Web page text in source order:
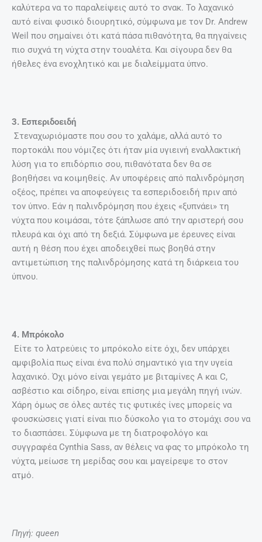
καλύτερα να το παραλείψεις αυτό το σνακ. Το λαχανικό
αυτό είναι φυσικό διουρητικό, σύμφωνα με τον Dr. Andrew
Weil που σημαίνει ότι κατά πάσα πιθανότητα, θα πηγαίνεις
πιο συχνά τη νύχτα στην τουαλέτα. Και σίγουρα δεν θα
ήθελες ένα ενοχλητικό και με διαλείμματα ύπνο.
3. Εσπεριδοειδή
Στεναχωριόμαστε που σου το χαλάμε, αλλά αυτό το
πορτοκάλι που νόμιζες ότι ήταν μία υγιεινή εναλλακτική
λύση για το επιδόρπιο σου, πιθανότατα δεν θα σε
βοηθήσει να κοιμηθείς. Αν υποφέρεις από παλινδρόμηση
οξέος, πρέπει να αποφεύγεις τα εσπεριδοειδή πριν από
τον ύπνο. Εάν η παλινδρόμηση που έχεις «ξυπνάει» τη
νύχτα που κοιμάσαι, τότε ξάπλωσε από την αριστερή σου
πλευρά και όχι από τη δεξιά. Σύμφωνα με έρευνες είναι
αυτή η θέση που έχει αποδειχθεί πως βοηθά στην
αντιμετώπιση της παλινδρόμησης κατά τη διάρκεια του
ύπνου.
4. Μπρόκολο
Είτε το λατρεύεις το μπρόκολο είτε όχι, δεν υπάρχει
αμφιβολία πως είναι ένα πολύ σημαντικό για την υγεία
λαχανικό. Όχι μόνο είναι γεμάτο με βιταμίνες Α και C,
ασβέστιο και σίδηρο, είναι επίσης μια μεγάλη πηγή ινών.
Χάρη όμως σε όλες αυτές τις φυτικές ίνες μπορείς να
φουσκώσεις γιατί είναι πιο δύσκολο για το στομάχι σου να
το διασπάσει. Σύμφωνα με τη διατροφολόγο και
συγγραφέα Cynthia Sass, αν θέλεις να φας το μπρόκολο τη
νύχτα, μείωσε τη μερίδας σου και μαγείρεψε το στον
ατμό.
Πηγή: queen